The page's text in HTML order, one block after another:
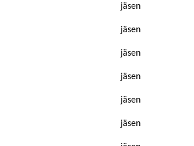
jäsen
jäsen
jäsen
jäsen
jäsen
jäsen